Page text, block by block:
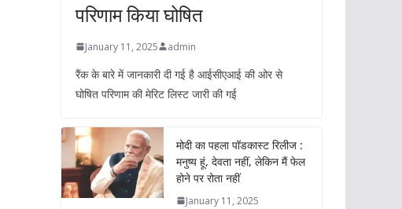
परिणाम किया घोषित
January 11, 2025 admin
रैंक के बारे में जानकारी दी गई है आईसीएआई की ओर से
घोषित परिणाम की मेरिट लिस्ट जारी की गई
मोदी का पहला पॉडकास्ट रिलीज :
मनुष्य हूं, देवता नहीं, लेकिन मैं फेल
होने पर रोता नहीं
January 11, 2025